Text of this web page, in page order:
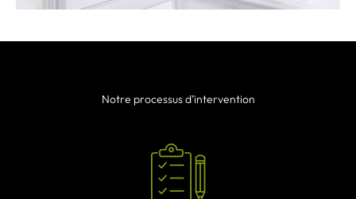
Notre processus d’intervention